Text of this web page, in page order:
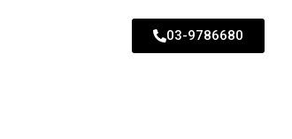
03-9786680